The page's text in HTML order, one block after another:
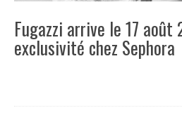
Fugazzi arrive le 17 août
exclusivité chez Sephora